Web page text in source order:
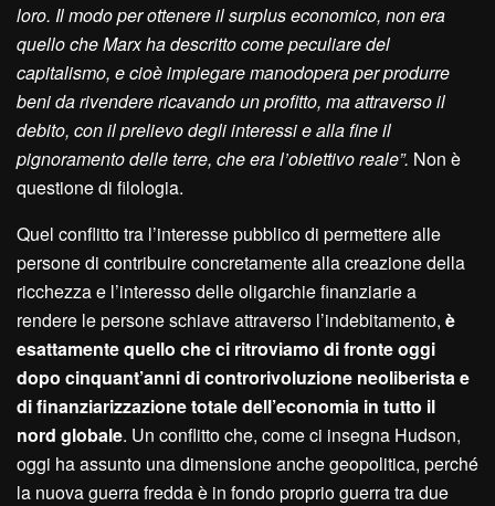
loro. Il modo per ottenere il surplus economico, non era
quello che Marx ha descritto come peculiare del
capitalismo, e cioè impiegare manodopera per produrre
beni da rivendere ricavando un profitto, ma attraverso il
debito, con il prelievo degli interessi e alla fine il
pignoramento delle terre, che era l’obiettivo reale”. Non è
questione di filologia.
Quel conflitto tra l’interesse pubblico di permettere alle
persone di contribuire concretamente alla creazione della
ricchezza e l’interesso delle oligarchie finanziarie a
rendere le persone schiave attraverso l’indebitamento, è
esattamente quello che ci ritroviamo di fronte oggi
dopo cinquant’anni di controrivoluzione neoliberista e
di finanziarizzazione totale dell’economia in tutto il
nord globale. Un conflitto che, come ci insegna Hudson,
oggi ha assunto una dimensione anche geopolitica, perché
la nuova guerra fredda è in fondo proprio guerra tra due